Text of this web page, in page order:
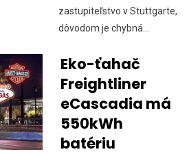
zastupiteľstvo v Stuttgarte,
dôvodom je chybná…
Eko-ťahač
Freightliner
eCascadia má
550kWh
batériu